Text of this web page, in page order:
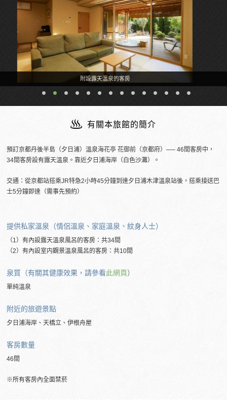
附設露天溫泉的客房
有關本旅館的簡介
預訂京都丹後半島（夕日浦）溫泉海花亭 花御前（京都府）── 46間客房中，
34間客房設有露天溫泉。靠近夕日浦海岸（白色沙灘）。
交通：從京都站搭乘JR特急2小時45分鐘到達夕日浦木津溫泉站後，搭乘接送巴
士5分鐘即達（需事先預約）
提供私家溫泉（情侶溫泉、家庭溫泉、紋身人士）
（1）有內設露天溫泉風呂的客房：共34間
（2）有內設室内觀景溫泉風呂的客房：共10間
泉質（有關其健康效果，請參看此網頁）
單純溫泉
附近的旅遊景點
夕日浦海岸、天橋立、伊根舟屋
客房數量
46間
※所有客房內全面禁菸